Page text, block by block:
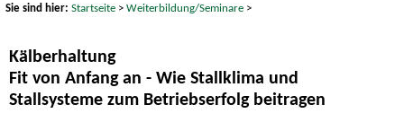
Sie sind hier:Startseite >Weiterbildung/Seminare >
Kälberhaltung
Fit von Anfang an - Wie Stallklima und
Stallsysteme zum Betriebserfolg beitragen